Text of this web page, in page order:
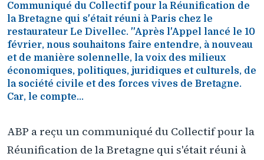
Communiqué du Collectif pour la Réunification de
la Bretagne qui s'était réuni à Paris chez le
restaurateur Le Divellec. ''Après l'Appel lancé le 10
février, nous souhaitons faire entendre, à nouveau
et de manière solennelle, la voix des milieux
économiques, politiques, juridiques et culturels, de
la société civile et des forces vives de Bretagne.
Car, le compte...
ABP a reçu un communiqué du Collectif pour la
Réunification de la Bretagne qui s'était réuni à